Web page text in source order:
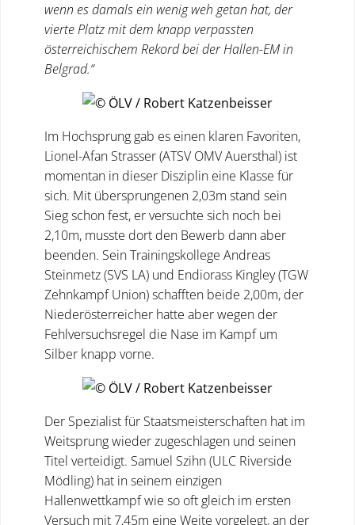
wenn es damals ein wenig weh getan hat, der
vierte Platz mit dem knapp verpassten
österreichischem Rekord bei der Hallen-EM in
Belgrad.“
Im Hochsprung gab es einen klaren Favoriten,
Lionel-Afan Strasser (ATSV OMV Auersthal) ist
momentan in dieser Disziplin eine Klasse für
sich. Mit übersprungenen 2,03m stand sein
Sieg schon fest, er versuchte sich noch bei
2,10m, musste dort den Bewerb dann aber
beenden. Sein Trainingskollege Andreas
Steinmetz (SVS LA) und Endiorass Kingley (TGW
Zehnkampf Union) schafften beide 2,00m, der
Niederösterreicher hatte aber wegen der
Fehlversuchsregel die Nase im Kampf um
Silber knapp vorne.
Der Spezialist für Staatsmeisterschaften hat im
Weitsprung wieder zugeschlagen und seinen
Titel verteidigt. Samuel Szihn (ULC Riverside
Mödling) hat in seinem einzigen
Hallenwettkampf wie so oft gleich im ersten
Versuch mit 7,45m eine Weite vorgelegt, an der